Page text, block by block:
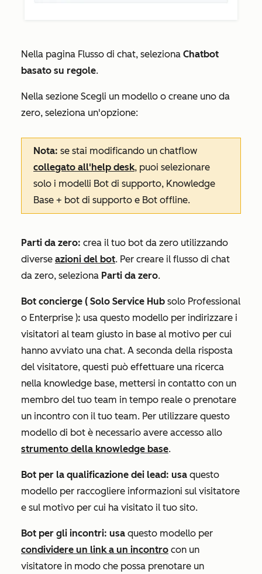
Nella pagina Flusso di chat, seleziona Chatbot
basato su regole.
Nella sezione Scegli un modello o creane uno da
zero, seleziona un'opzione:
Nota: se stai modificando un chatflow
collegato all'help desk, puoi selezionare
solo i modelli Bot di supporto, Knowledge
Base + bot di supporto e Bot offline.
Parti da zero: crea il tuo bot da zero utilizzando
diverse azioni del bot. Per creare il flusso di chat
da zero, seleziona Parti da zero.
Bot concierge ( Solo Service Hub solo Professional
o Enterprise ): usa questo modello per indirizzare i
visitatori al team giusto in base al motivo per cui
hanno avviato una chat. A seconda della risposta
del visitatore, questi può effettuare una ricerca
nella knowledge base, mettersi in contatto con un
membro del tuo team in tempo reale o prenotare
un incontro con il tuo team. Per utilizzare questo
modello di bot è necessario avere accesso allo
strumento della knowledge base.
Bot per la qualificazione dei lead: usa questo
modello per raccogliere informazioni sul visitatore
e sul motivo per cui ha visitato il tuo sito.
Bot per gli incontri: usa questo modello per
condividere un link a un incontro con un
visitatore in modo che possa prenotare un